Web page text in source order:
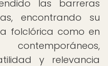
las barreras
encontrando su
folclórica como en
y relevancia